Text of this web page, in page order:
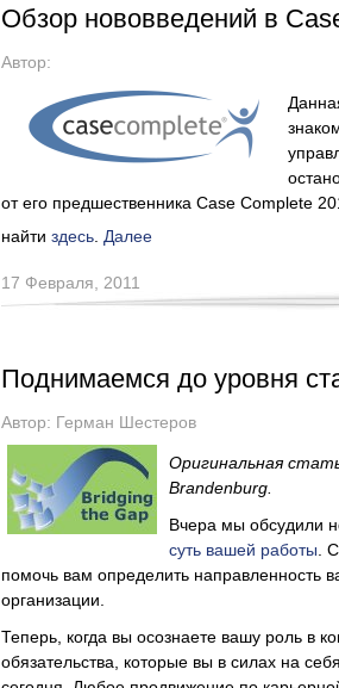
Обзор нововведений в
Автор:
от его предшественника Case Complete
найти здесь Далее
17 Февраля, 2011
Поднимаемся до уровня
Автор: Герман Шестеров
Оригинальная
Brandenburg.
Вчера мы обсудили
суть вашей работы .
помочь вам определить направленность
организации.
Теперь, когда вы осознаете вашу роль в
обязательства, которые вы в силах на